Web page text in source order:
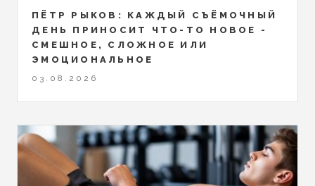
ПЁТР РЫКОВ: КАЖДЫЙ СЪЁМОЧНЫЙ
ДЕНЬ ПРИНОСИТ ЧТО-ТО НОВОЕ -
СМЕШНОЕ, СЛОЖНОЕ ИЛИ
ЭМОЦИОНАЛЬНОЕ
03.08.2026